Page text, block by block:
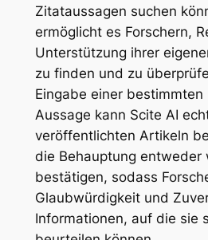
Zitataussagen suchen
ermöglicht es Forschern,
Unterstützung ihrer
zu finden und zu
Eingabe einer
Aussage kann Scite AI
veröffentlichten Artikeln
die Behauptung entweder
bestätigen, sodass
Glaubwürdigkeit und
Informationen, auf die sie